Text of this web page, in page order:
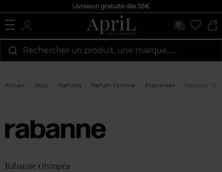
Livraison gratuite dès 55€
0
Rechercher un produit, une marque…...
Accueil Shop Parfums Parfum Femme Fragrances Rabanne
Rabanne Olympéa